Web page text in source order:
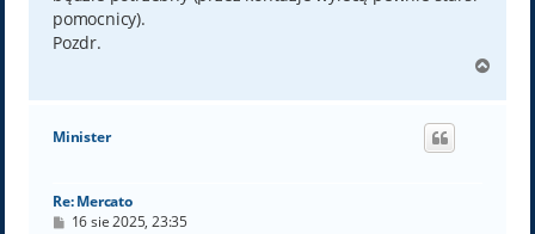
pomocnicy).
Pozdr.
g
Minister
Re: Mercato
P16 sie 2025, 23:35